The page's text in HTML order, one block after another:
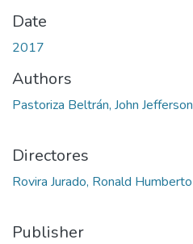
Date
2017
Authors
Pastoriza Beltrán, John Jefferson
Directores
Rovira Jurado, Ronald Humberto
Publisher